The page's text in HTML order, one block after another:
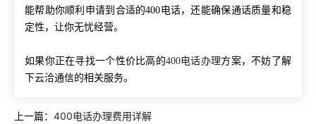
能帮助你顺利申请到合适的400电话，还能确保通话质量和稳
定性，让你无忧经营。
如果你正在寻找一个性价比高的400电话办理方案，不妨了解
下云洽通信的相关服务。
上一篇： 400电话办理费用详解